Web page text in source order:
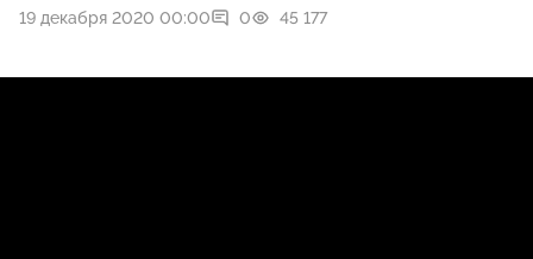
19 декабря 2020 00:00 0 45 177